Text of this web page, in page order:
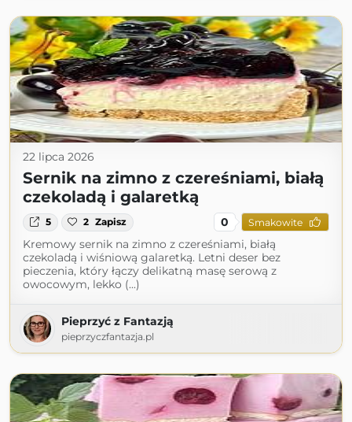
22 lipca 2026
Sernik na zimno z czereśniami, białą
czekoladą i galaretką
5 2 Zapisz 0 Smakowite
Kremowy sernik na zimno z czereśniami, białą
czekoladą i wiśniową galaretką. Letni deser bez
pieczenia, który łączy delikatną masę serową z
owocowym, lekko (...)
Pieprzyć z Fantazją
pieprzyczfantazja.pl